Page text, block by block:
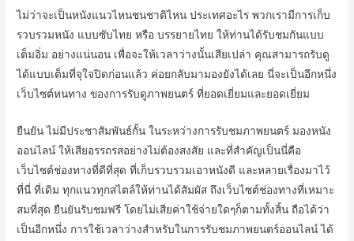
ไม่ว่าจะเป็นหนังแนวไหนชนชาติไหน ประเทศอะไร พวกเรามีการเก็บ
รวบรวมหนัง แบบซับไทย หรือ บรรยายไทย ให้ท่านได้รับชมกันแบบ
เต็มอิ่ม อย่างแน่นอน เพื่อจะให้เวลาว่างนั้นเสียเปล่า คุณสามารถรับดู
ได้แบบเต็มที่จุใจปิดก่อนแล้ว ค่อยกลับมามองยังได้เลย นี่จะเป็นอีกหนึ่ง
เว็บไซต์หนทาง ของการรับดูภาพยนตร์ ที่ยอดเยี่ยมและยอดเยี่ยม
ยืนยัน ไม่มีประชาสัมพันธ์กั้น ในระหว่างการรับชมภาพยนตร์ มองหนัง
ออนไลน์ ให้เสียอรรถรสอย่างไม่ต้องสงสัย และที่สำคัญเป็นนี่คือ
เว็บไซต์ช่องทางที่ดีที่สุด ที่เก็บรวบรวมเอาหนังดี และหลายเรื่องมาไว้
ที่นี่ ที่เดิม ทุกแนวทุกสไตล์ให้ท่านได้สัมผัส ถึงเว็บไซต์ช่องทางที่เหมาะ
สมที่สุด ยืนยันรับชมฟรี โดยไม่เสียค่าใช้จ่ายใดๆก็ตามทั้งสิ้น ถือได้ว่า
เป็นอีกหนึ่ง การใช้เวลาว่างสำหรับในการรับชมภาพยนตร์ออนไลน์ ได้